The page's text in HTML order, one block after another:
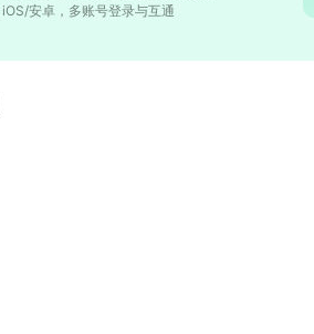
iOS/安卓，多账号登录与互通